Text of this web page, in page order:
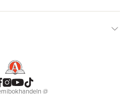
@